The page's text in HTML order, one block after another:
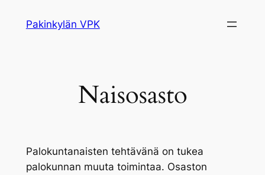
sisältöön
Pakinkylän VPK
Naisosasto
Palokuntanaisten tehtävänä on tukea
palokunnan muuta toimintaa. Osaston